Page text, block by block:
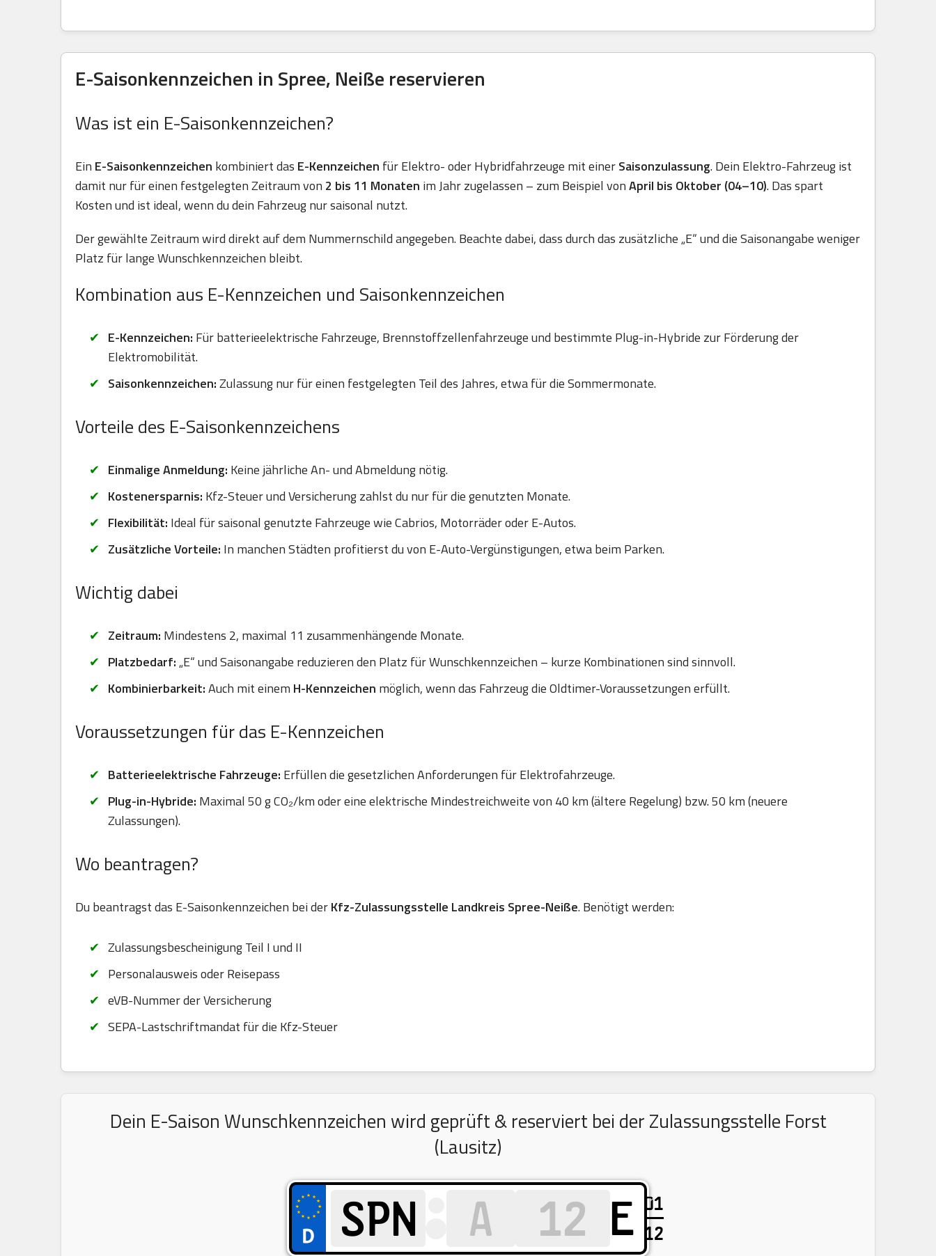
E-Saisonkennzeichen in Spree, Neiße reservieren
Was ist ein E-Saisonkennzeichen?
Ein E-Saisonkennzeichen kombiniert das E-Kennzeichen für Elektro- oder Hybridfahrzeuge mit einerSaisonzulassung. Dein Elektro-Fahrzeug ist
damit nur für einen festgelegten Zeitraum von 2 bis 11 Monaten im Jahr zugelassen – zum Beispiel vonApril bis Oktober (04–10). Das spart
Kosten und ist ideal, wenn du dein Fahrzeug nur saisonal nutzt.
Der gewählte Zeitraum wird direkt auf dem Nummernschild angegeben. Beachte dabei, dass durch das zusätzliche „E“ und die Saisonangabe weniger
Platz für lange Wunschkennzeichen bleibt.
Kombination aus E-Kennzeichen und Saisonkennzeichen
E-Kennzeichen: Für batterieelektrische Fahrzeuge, Brennstoffzellenfahrzeuge und bestimmte Plug-in-Hybride zur Förderung der
Elektromobilität.
Saisonkennzeichen:Zulassung nur für einen festgelegten Teil des Jahres, etwa für die Sommermonate.
Vorteile des E-Saisonkennzeichens
Einmalige Anmeldung: Keine jährliche An- und Abmeldung nötig.
Kostenersparnis: Kfz-Steuer und Versicherung zahlst du nur für die genutzten Monate.
Flexibilität: Ideal für saisonal genutzte Fahrzeuge wie Cabrios, Motorräder oder E-Autos.
Zusätzliche Vorteile: In manchen Städten profitierst du von E-Auto-Vergünstigungen, etwa beim Parken.
Wichtig dabei
Zeitraum: Mindestens 2, maximal 11 zusammenhängende Monate.
Platzbedarf:„E“ und Saisonangabe reduzieren den Platz für Wunschkennzeichen – kurze Kombinationen sind sinnvoll.
Kombinierbarkeit:Auch mit einem H-Kennzeichen möglich, wenn das Fahrzeug die Oldtimer-Voraussetzungen erfüllt.
Voraussetzungen für das E-Kennzeichen
Batterieelektrische Fahrzeuge: Erfüllen die gesetzlichen Anforderungen für Elektrofahrzeuge.
Plug-in-Hybride: Maximal 50 g CO₂/km oder eine elektrische Mindestreichweite von 40 km (ältere Regelung) bzw. 50 km (neuere
Zulassungen).
Wo beantragen?
Du beantragst das E-Saisonkennzeichen bei derKfz-Zulassungsstelle Landkreis Spree-Neiße. Benötigt werden:
Zulassungsbescheinigung Teil I und II
Personalausweis oder Reisepass
eVB-Nummer der Versicherung
SEPA-Lastschriftmandat für die Kfz-Steuer
Dein E-Saison Wunschkennzeichen wird geprüft & reserviert bei der Zulassungsstelle Forst
(Lausitz)
E
01
12